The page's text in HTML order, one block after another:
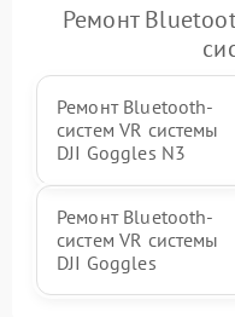
Ремонт
Ремонт Bluetooth-
систем VR системы
DJI Goggles N3
Ремонт Bluetooth-
систем VR системы
DJI Goggles